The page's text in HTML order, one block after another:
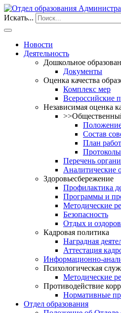
Искать...
Новости
Деятельность
Дошкольное
Документы
Оценка качества
Комплекс мер
Всероссийские
Независимая оценка
Состав
План
Протоколы
Перечень
Аналитические
Здоровьесбережение
Профилактика
Программы и
Методические
Безопасность
Отдых и
Кадровая политика
Наградная
Аттестация
Информационно-
Психологическая
Методические
Противодействие
Нормативные
Отдел образования